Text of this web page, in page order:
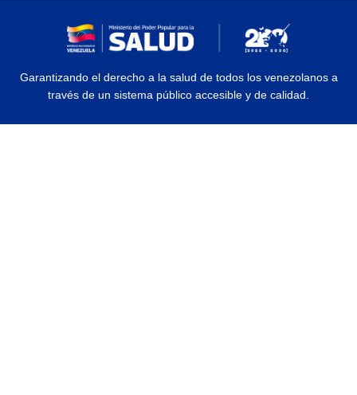
Garantizando el derecho a la salud de todos los venezolanos a
través de un sistema público accesible y de calidad.